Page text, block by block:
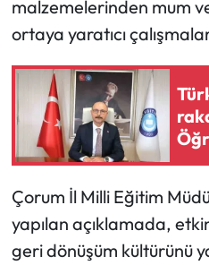
malzemelerinden mum
ortaya yaratıcı
Çorum İl Milli Eğitim
yapılan açıklamada,
geri dönüşüm kültürünü
Resmi İlan
Resmi Reklam
Sağlık
Siyaset
Spor
Sungurlu Haberleri